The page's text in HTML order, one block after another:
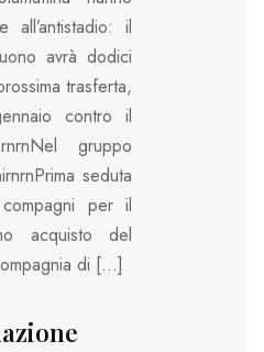
all’antistadio: il
avrà dodici
trasferta,
contro il
gruppo
seduta
per il
acquisto del
di […]